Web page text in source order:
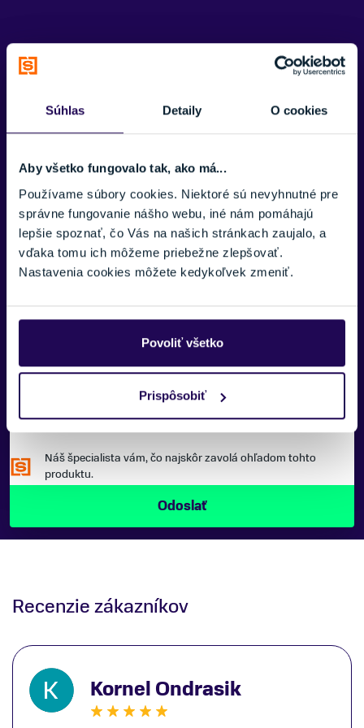
Súhlas Detaily O cookies
Aby všetko fungovalo tak, ako má...
Používame súbory cookies. Niektoré sú nevyhnutné pre
správne fungovanie nášho webu, iné nám pomáhajú
lepšie spoznať, čo Vás na našich stránkach zaujalo, a
vďaka tomu ich môžeme priebežne zlepšovať.
Nastavenia cookies môžete kedykoľvek zmeniť.
Povoliť všetko
Prispôsobiť
Zobraziť viac
Potrebujete viac informácii? Sme tu
VAŠE MENO:
E-MAIL:
TELEFÓNNE ČÍSLO:
Náš špecialista vám, čo najskôr zavolá ohľadom tohto
produktu.
Recenzie zákazníkov
Kornel Ondrasik